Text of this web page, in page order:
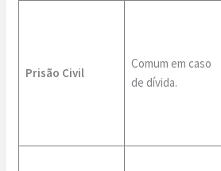
Prisão Civil
Comum em caso
de dívida.